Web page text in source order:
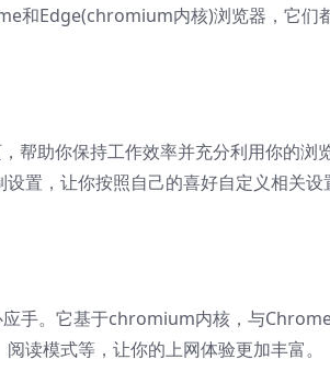
和Edge(chromium内核)浏览器，它们
帮助你保持工作效率并充分利用你的浏
置，让你按照自己的喜好自定义相关设
手。它基于chromium内核，与
读模式等，让你的上网体验更加丰富。